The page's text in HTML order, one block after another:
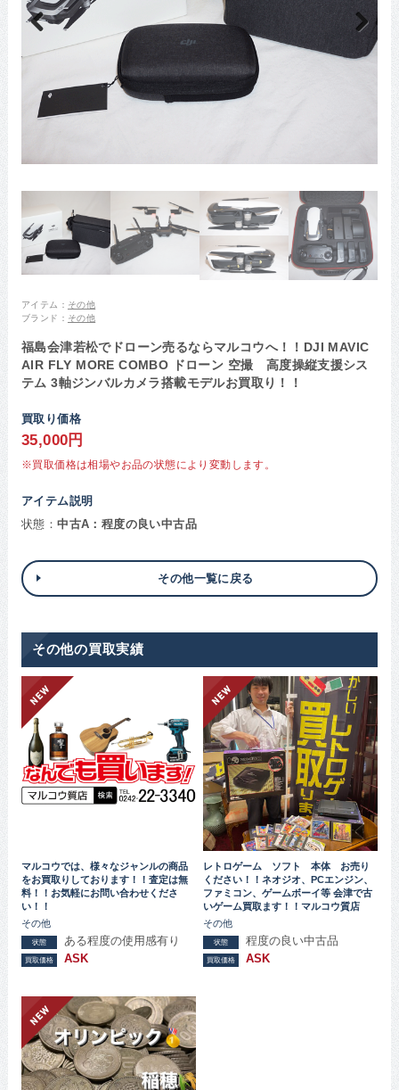
Previous
アイテム： その他
ブランド： その他
福島会津若松でドローン売るならマルコウへ！！DJI MAVIC
AIR FLY MORE COMBO ドローン 空撮 高度操縦支援シス
テム 3軸ジンバルカメラ搭載モデルお買取り！！
買取り価格
35,000円
※買取価格は相場やお品の状態により変動します。
アイテム説明
状態：中古A：程度の良い中古品
その他一覧に戻る
その他の買取実績
マルコウでは、様々なジャンルの商品
をお買取りしております！！査定は無
料！！お気軽にお問い合わせくださ
い！！
その他
状態 ある程度の使用感有り
買取価格 ASK
レトロゲーム ソフト 本体 お売り
ください！！ネオジオ、PCエンジン、
ファミコン、ゲームボーイ等 会津で古
いゲーム買取ます！！マルコウ質店
その他
状態 程度の良い中古品
買取価格 ASK